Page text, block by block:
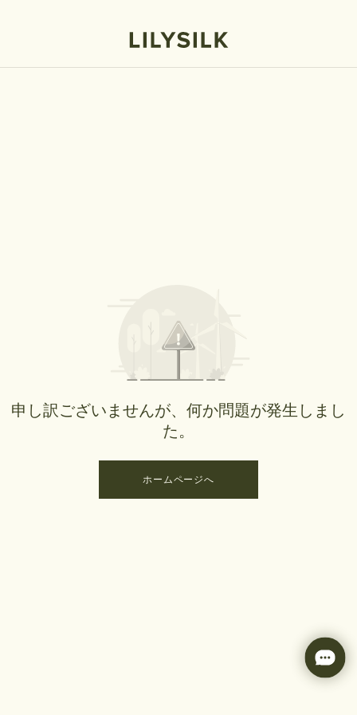
申し訳ございませんが、何か問題が発生しまし
た。
ホームページへ